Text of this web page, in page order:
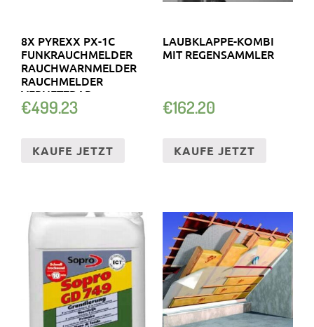
8X PYREXX PX-1C
FUNKRAUCHMELDER
RAUCHWARNMELDER
RAUCHMELDER
VERNETZBAR
€499.23
KAUFE JETZT
LAUBKLAPPE-KOMBI
MIT REGENSAMMLER
€162.20
KAUFE JETZT